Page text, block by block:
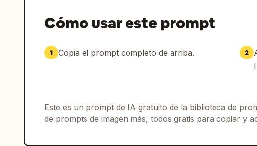
Cómo usar este prompt
1 Copia el prompt completo de arriba. 2
Este es un prompt de IA gratuito de la biblioteca de
de prompts de imagen más, todos gratis para copiar y